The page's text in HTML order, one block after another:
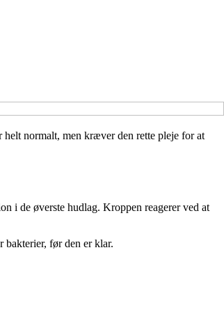
helt normalt, men kræver den rette pleje for at
i de øverste hudlag. Kroppen reagerer ved at
før den er klar.